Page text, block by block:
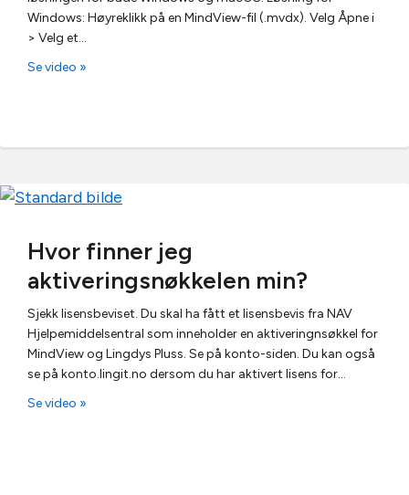
Windows: Høyreklikk på en MindView-fil (.mvdx). Velg Åpne i
> Velg et…
Se video »
Hvor finner jeg
aktiveringsnøkkelen min?
Sjekk lisensbeviset. Du skal ha fått et lisensbevis fra NAV
Hjelpemiddelsentral som inneholder en aktiveringnsøkkel for
MindView og Lingdys Pluss. Se på konto-siden. Du kan også
se på konto.lingit.no dersom du har aktivert lisens for…
Se video »